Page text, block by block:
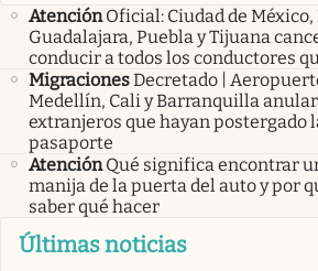
Atención Oficial: Ciudad de
Guadalajara, Puebla y Tijuana
conducir a todos los conductores
MigracionesDecretado |
Medellín, Cali y Barranquilla
extranjeros que hayan postergado
pasaporte
Atención Qué significa encontrar
manija de la puerta del auto y por
saber qué hacer
Últimas noticias